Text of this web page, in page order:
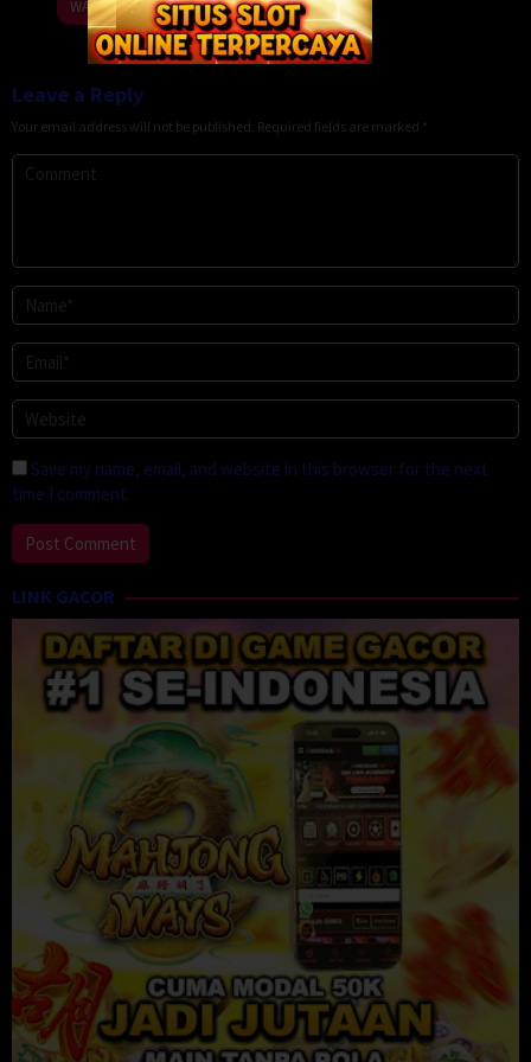
May
2026
Yoshida
WATCH
Leave a Reply
Your email address will not be published. Required fields are marked *
Save my name, email, and website in this browser for the next
time I comment.
LINK GACOR